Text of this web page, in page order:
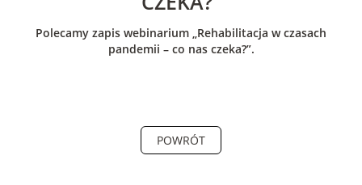
Polecamy zapis webinarium „Rehabilitacja w czasach
pandemii – co nas czeka?”.
POWRÓT